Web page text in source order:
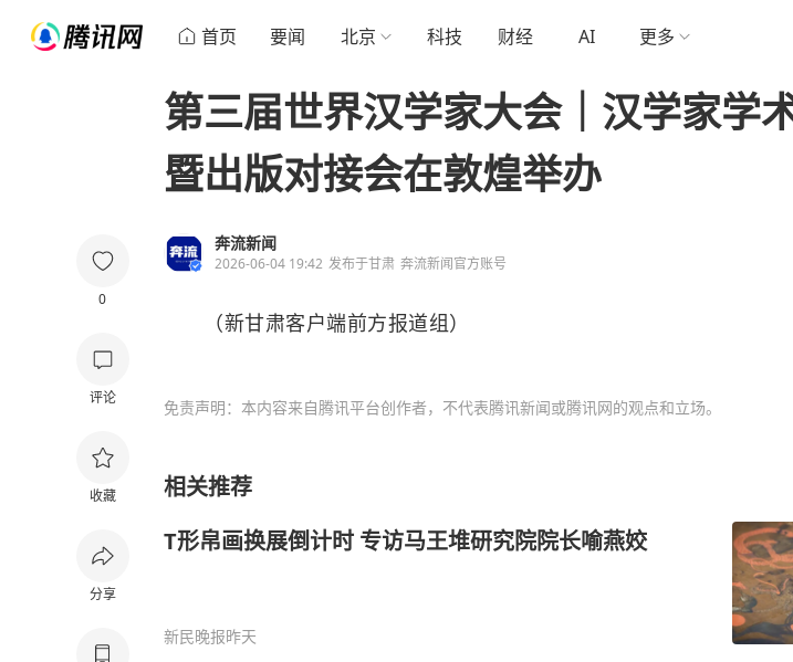
首页 要闻 北京 科技 财经 AI 更多
0
评论
收藏
分享
第三届世界汉学家大会｜​汉学家学
暨出版对接会在敦煌举办
奔流新闻
2026-06-04 19:42 发布于甘肃 奔流新闻官方账号
（新甘肃客户端前方报道组）
免责声明：本内容来自腾讯平台创作者，不代表腾讯新闻或腾讯网的观点和立场。
相关推荐
T形帛画换展倒计时 专访马王堆研究院院长喻燕姣
新民晚报昨天